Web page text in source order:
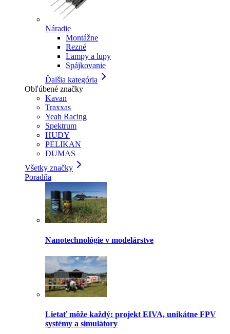
Náradie
Montážne
Rezné
Lampy a lupy
Spájkovanie
Ďalšia kategória
Obľúbené značky
Kavan
Traxxas
Yeah Racing
Spektrum
HUDY
PELIKAN
DUMAS
Všetky značky
Poradňa
Nanotechnológie v modelárstve
Lietať môže každý: projekt EIVA, unikátne FPV
systémy a simulátory